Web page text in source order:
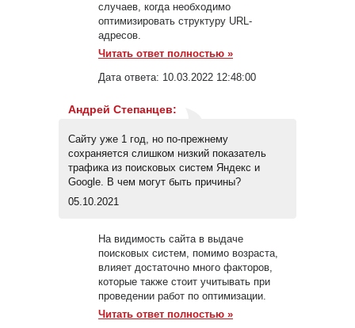
случаев, когда необходимо
оптимизировать структуру URL-
адресов.
Читать ответ полностью »
Дата ответа: 10.03.2022 12:48:00
Андрей Степанцев:
Сайту уже 1 год, но по-прежнему
сохраняется слишком низкий показатель
трафика из поисковых систем Яндекс и
Google. В чем могут быть причины?
05.10.2021
На видимость сайта в выдаче
поисковых систем, помимо возраста,
влияет достаточно много факторов,
которые также стоит учитывать при
проведении работ по оптимизации.
Читать ответ полностью »